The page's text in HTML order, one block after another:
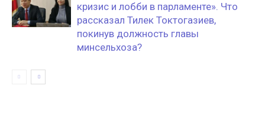
кризис и лобби в парламенте». Что
рассказал Тилек Токтогазиев,
покинув должность главы
минсельхоза?